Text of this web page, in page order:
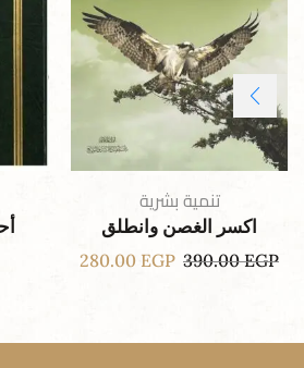
تنمية بشرية
اكسر الغصن وانطلق
390.00EGP
280.00 EGP